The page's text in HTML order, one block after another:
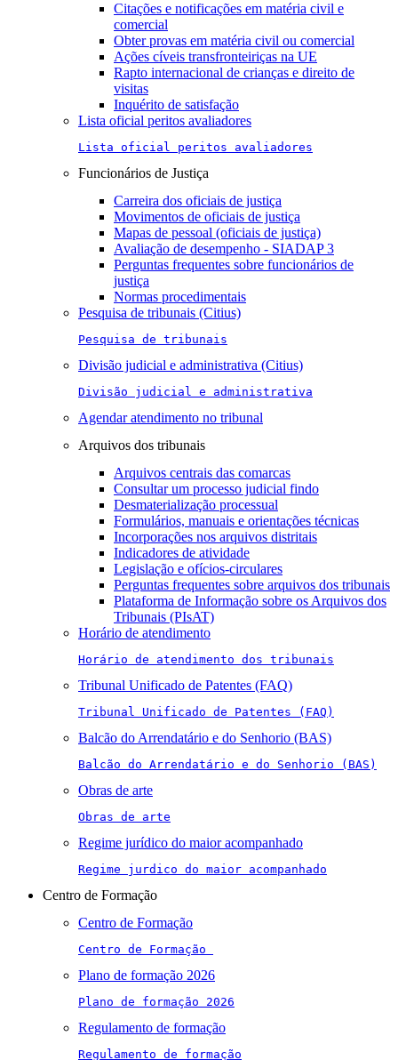
Citações e notificações em matéria civil e
comercial
Obter provas em matéria civil ou comercial
Ações cíveis transfronteiriças na UE
Rapto internacional de crianças e direito de
visitas
Inquérito de satisfação
Lista oficial peritos avaliadores
Lista oficial peritos avaliadores
Funcionários de Justiça
Carreira dos oficiais de justiça
Movimentos de oficiais de justiça
Mapas de pessoal (oficiais de justiça)
Avaliação de desempenho - SIADAP 3
Perguntas frequentes sobre funcionários de
justiça
Normas procedimentais
Pesquisa de tribunais (Citius)
Pesquisa de tribunais
Divisão judicial e administrativa (Citius)
Divisão judicial e administrativa
Agendar atendimento no tribunal
Arquivos dos tribunais
Arquivos centrais das comarcas
Consultar um processo judicial findo
Desmaterialização processual
Formulários, manuais e orientações técnicas
Incorporações nos arquivos distritais
Indicadores de atividade
Legislação e ofícios-circulares
Perguntas frequentes sobre arquivos dos tribunais
Plataforma de Informação sobre os Arquivos dos
Tribunais (PIsAT)
Horário de atendimento
Horário de atendimento dos tribunais
Tribunal Unificado de Patentes (FAQ)
Tribunal Unificado de Patentes (FAQ)
Balcão do Arrendatário e do Senhorio (BAS)
Balcão do Arrendatário e do Senhorio (BAS)
Obras de arte
Obras de arte
Regime jurídico do maior acompanhado
Regime jurdico do maior acompanhado
Centro de Formação
Centro de Formação
Centro de Formação
Plano de formação 2026
Plano de formação 2026
Regulamento de formação
Regulamento de formação